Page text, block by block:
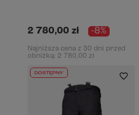
2 780,00 zł -8%
Najniższa cena z 30 dni przed
obniżką: 2 780,00 zł
DOSTĘPNY